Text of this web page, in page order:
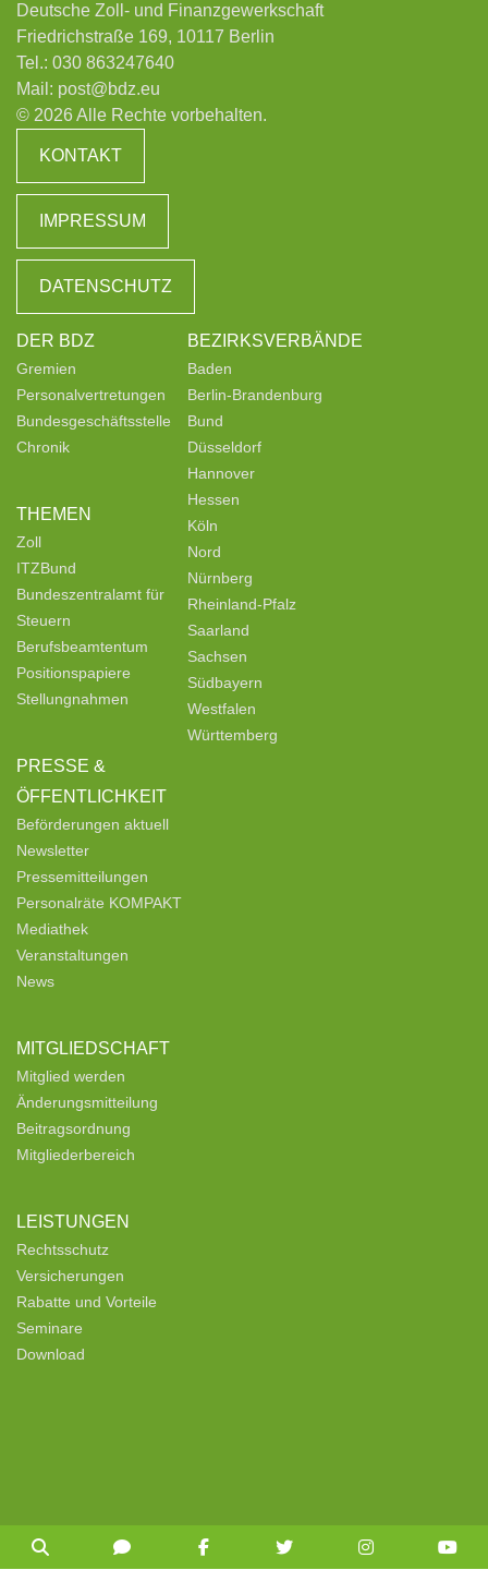
Deutsche Zoll- und Finanzgewerkschaft
Friedrichstraße 169, 10117 Berlin
Tel.: 030 863247640
Mail: post@bdz.eu
© 2026 Alle Rechte vorbehalten.
KONTAKT
IMPRESSUM
DATENSCHUTZ
DER BDZ
Gremien
Personalvertretungen
Bundesgeschäftsstelle
Chronik
THEMEN
Zoll
ITZBund
Bundeszentralamt für
Steuern
Berufsbeamtentum
Positionspapiere
Stellungnahmen
PRESSE &
ÖFFENTLICHKEIT
Beförderungen aktuell
Newsletter
Pressemitteilungen
Personalräte KOMPAKT
Mediathek
Veranstaltungen
News
MITGLIEDSCHAFT
Mitglied werden
Änderungsmitteilung
Beitragsordnung
Mitgliederbereich
LEISTUNGEN
Rechtsschutz
Versicherungen
Rabatte und Vorteile
Seminare
Download
BEZIRKSVERBÄNDE
Baden
Berlin-Brandenburg
Bund
Düsseldorf
Hannover
Hessen
Köln
Nord
Nürnberg
Rheinland-Pfalz
Saarland
Sachsen
Südbayern
Westfalen
Württemberg